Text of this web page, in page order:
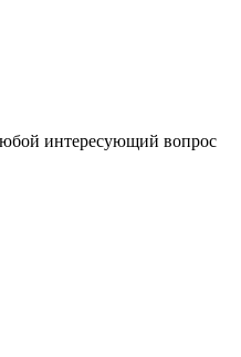
интересующий вопрос